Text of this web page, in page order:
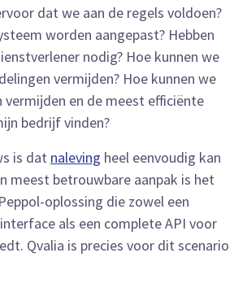
dat we aan de regels voldoen?
worden aangepast? Hebben
nodig? Hoe kunnen we
vermijden? Hoe kunnen we
en de meest efficiënte
bedrijf vinden?
is dat naleving heel eenvoudig kan
meest betrouwbare aanpak is het
oplossing die zowel een
als een complete API voor
Qvalia is precies voor dit scenario